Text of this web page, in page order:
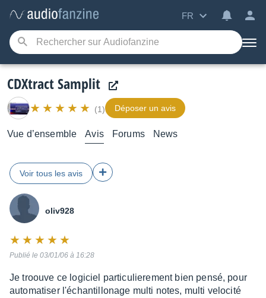
FR
CDXtract Samplit
(1) Déposer un avis
Vue d’ensemble Avis Forums News
Voir tous les avis
oliv928
10
10
Publié le 03/01/06 à 16:28
Je troouve ce logiciel particulierement bien pensé, pour
automatiser l'échantillonage multi notes, multi velocité